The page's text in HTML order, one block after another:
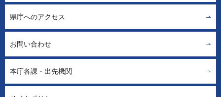
県庁へのアクセス
お問い合わせ
本庁各課・出先機関